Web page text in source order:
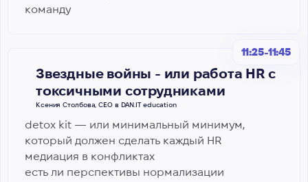
команду
11:25-11:45
Звездные войны - или работа HR с
токсичными сотрудниками
Ксения Столбова, CEO в DAN.IT education
detox kit — или минимальный минимум,
который должен сделать каждый HR
медиация в конфликтах
есть ли перспективы нормализации